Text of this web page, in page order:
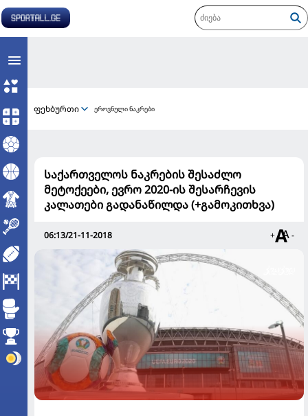
ფეხბურთი ეროვნული ნაკრები
საქართველოს ნაკრების შესაძლო
მეტოქეები, ევრო 2020-ის შესარჩევის
კალათები გადანაწილდა (+გამოკითხვა)
06:13/21-11-2018 + -